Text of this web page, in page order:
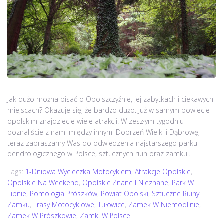
Jak dużo można pisać o Opolszczyźnie, jej zabytkach i ciekawych
miejscach? Okazuje się, że bardzo dużo. Już w samym powiecie
opolskim znajdziecie wiele atrakcji. W zeszłym tygodniu
poznaliście z nami między innymi Dobrzeń Wielki i Dąbrowę,
teraz zapraszamy Was do odwiedzenia najstarszego parku
dendrologicznego w Polsce, sztucznych ruin oraz zamku...
Tags: 1-Dniowa Wycieczka Motocyklem, Atrakcje Opolskie,
Opolskie Na Weekend, Opolskie Znane I Nieznane, Park W
Lipnie, Pomologia Prószków, Powiat Opolski, Sztuczne Ruiny
Zamku, Trasy Motocyklowe, Tułowice, Zamek W Niemodlinie,
Zamek W Prószkowie, Zamki W Polsce